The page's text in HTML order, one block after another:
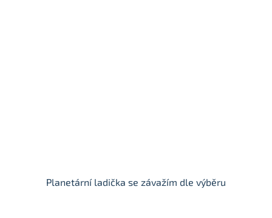
Planetární ladička se závažím dle výběru